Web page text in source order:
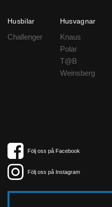
Husbilar
Challenger
Husvagnar
Knaus
Polar
T@B
Weinsberg
Följ oss på Facebook
Följ oss på Instagram